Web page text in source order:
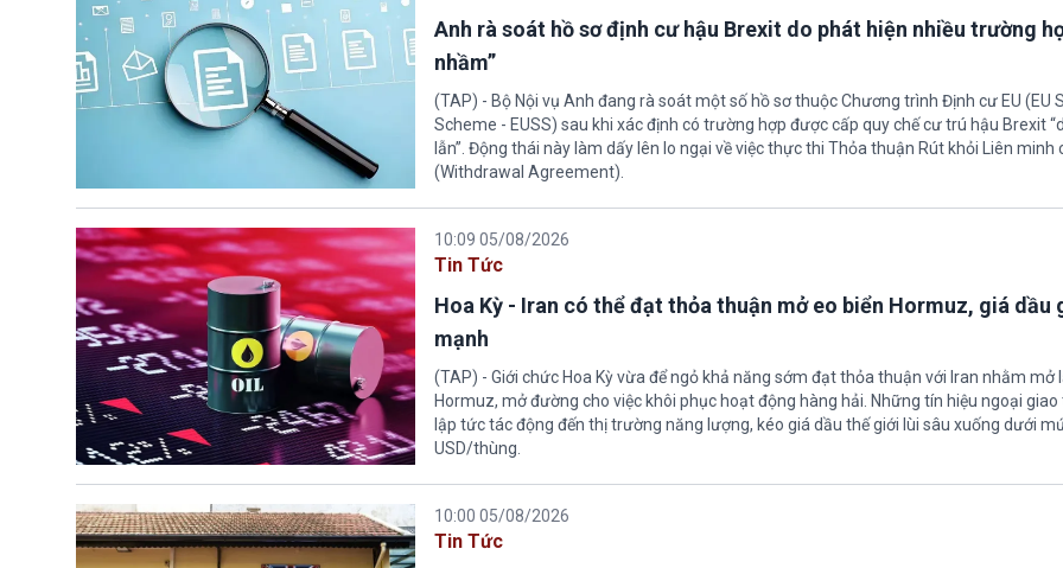
Anh rà soát hồ sơ định cư hậu Brexit do phát hiện nhiều trường
nhầm”
(TAP) - Bộ Nội vụ Anh đang rà soát một số hồ sơ thuộc Chương trình Định cư EU (EU
Scheme - EUSS) sau khi xác định có trường hợp được cấp quy chế cư trú hậu Brexit
lẫn”. Động thái này làm dấy lên lo ngại về việc thực thi Thỏa thuận Rút khỏi Liên minh
(Withdrawal Agreement).
10:09 05/08/2026
Tin Tức
Hoa Kỳ - Iran có thể đạt thỏa thuận mở eo biển Hormuz, giá dầu
mạnh
(TAP) - Giới chức Hoa Kỳ vừa để ngỏ khả năng sớm đạt thỏa thuận với Iran nhằm mở
Hormuz, mở đường cho việc khôi phục hoạt động hàng hải. Những tín hiệu ngoại
lập tức tác động đến thị trường năng lượng, kéo giá dầu thế giới lùi sâu xuống dưới
USD/thùng.
10:00 05/08/2026
Tin Tức